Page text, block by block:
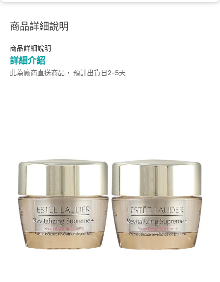
商品詳細說明
商品詳細說明
詳細介紹
此為廠商直送商品， 預計出貨日2-5天